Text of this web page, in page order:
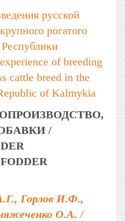
русской
рогатого
of breeding
cattle breed in the
of Kalmykia
/
Горлов И.Ф.,
О.А. /